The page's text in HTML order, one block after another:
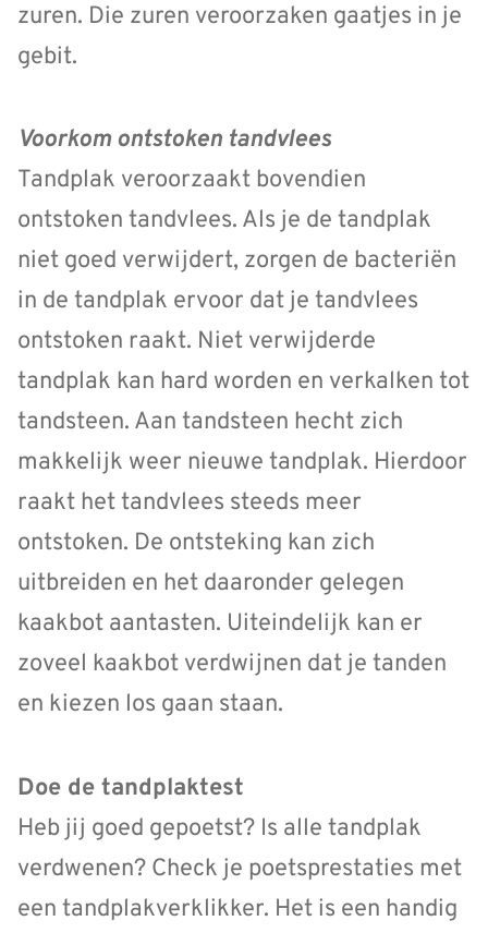
zuren. Die zuren veroorzaken gaatjes in je
gebit.
Voorkom ontstoken tandvlees
Tandplak veroorzaakt bovendien
ontstoken tandvlees. Als je de tandplak
niet goed verwijdert, zorgen de bacteriën
in de tandplak ervoor dat je tandvlees
ontstoken raakt. Niet verwijderde
tandplak kan hard worden en verkalken tot
tandsteen. Aan tandsteen hecht zich
makkelijk weer nieuwe tandplak. Hierdoor
raakt het tandvlees steeds meer
ontstoken. De ontsteking kan zich
uitbreiden en het daaronder gelegen
kaakbot aantasten. Uiteindelijk kan er
zoveel kaakbot verdwijnen dat je tanden
en kiezen los gaan staan.
Doe de tandplaktest
Heb jij goed gepoetst? Is alle tandplak
verdwenen? Check je poetsprestaties met
een tandplakverklikker. Het is een handig